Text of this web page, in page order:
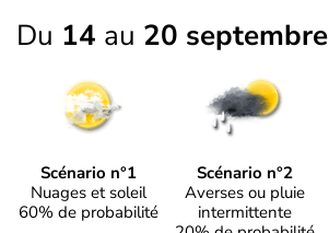
Du 14 au 20 septembre
Scénario n°1
Nuages et soleil
60% de probabilité
Scénario n°2
Averses ou pluie
intermittente